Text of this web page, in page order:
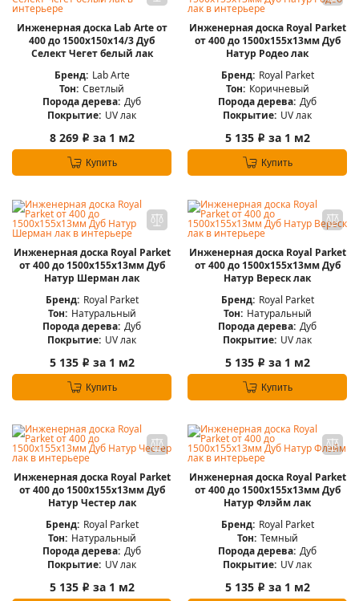
Инженерная доска Lab Arte от
400 до 1500х150х14/3 Дуб
Селект Чегет белый лак
Бренд: Lab Arte
Тон: Светлый
Порода дерева: Дуб
Покрытие: UV лак
8 269 i за 1 м2
Купить
Инженерная доска Royal Parket
от 400 до 1500х155х13мм Дуб
Натур Родео лак
Бренд: Royal Parket
Тон: Коричневый
Порода дерева: Дуб
Покрытие: UV лак
5 135 i за 1 м2
Купить
Инженерная доска Royal Parket
от 400 до 1500х155х13мм Дуб
Натур Шерман лак
Бренд: Royal Parket
Тон: Натуральный
Порода дерева: Дуб
Покрытие: UV лак
5 135 i за 1 м2
Купить
Инженерная доска Royal Parket
от 400 до 1500х155х13мм Дуб
Натур Вереск лак
Бренд: Royal Parket
Тон: Натуральный
Порода дерева: Дуб
Покрытие: UV лак
5 135 i за 1 м2
Купить
Инженерная доска Royal Parket
от 400 до 1500х155х13мм Дуб
Натур Честер лак
Бренд: Royal Parket
Тон: Натуральный
Порода дерева: Дуб
Покрытие: UV лак
5 135 i за 1 м2
Инженерная доска Royal Parket
от 400 до 1500х155х13мм Дуб
Натур Флэйм лак
Бренд: Royal Parket
Тон: Темный
Порода дерева: Дуб
Покрытие: UV лак
5 135 i за 1 м2